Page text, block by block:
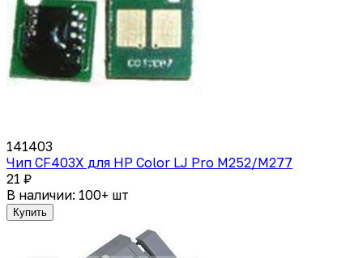
141403
Чип CF403X для HP Color LJ Pro M252/M277
21 ₽
В наличии: 100+ шт
Купить